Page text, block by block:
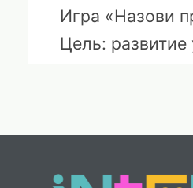
Игра «Назови
Цель:
ребенок,